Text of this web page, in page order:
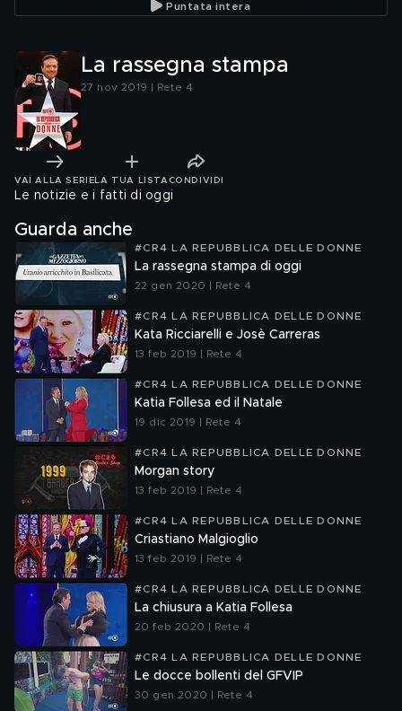
Puntata intera
La rassegna stampa
27 nov 2019 | Rete 4
VAI ALLA SERIE LA TUA LISTA CONDIVIDI
Le notizie e i fatti di oggi
Guarda anche
#CR4 LA REPUBBLICA DELLE DONNE
La rassegna stampa di oggi
22 gen 2020 | Rete 4
#CR4 LA REPUBBLICA DELLE DONNE
Kata Ricciarelli e Josè Carreras
13 feb 2019 | Rete 4
#CR4 LA REPUBBLICA DELLE DONNE
Katia Follesa ed il Natale
19 dic 2019 | Rete 4
#CR4 LA REPUBBLICA DELLE DONNE
Morgan story
13 feb 2019 | Rete 4
#CR4 LA REPUBBLICA DELLE DONNE
Criastiano Malgioglio
13 feb 2019 | Rete 4
#CR4 LA REPUBBLICA DELLE DONNE
La chiusura a Katia Follesa
20 feb 2020 | Rete 4
#CR4 LA REPUBBLICA DELLE DONNE
Le docce bollenti del GFVIP
30 gen 2020 | Rete 4